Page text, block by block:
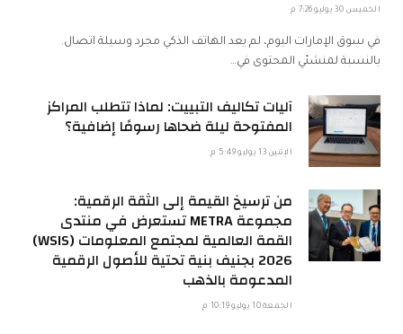
الخميس 30 يوليو 7:26 م
في سوق الإمارات اليوم، لم يعد الهاتف الذكي مجرد وسيلة اتصال.
بالنسبة لمنشئي المحتوى في…
آليات تكاليف التبييت: لماذا تتطلب المراكز
المفتوحة ليلة ضحاها رسومًا إضافية؟
الإثنين 13 يوليو 5:49 م
من ترسيخ القيمة إلى الثقة الرقمية:
مجموعة METRA تستعرض في منتدى
القمة العالمية لمجتمع المعلومات (WSIS)
2026 بجنيف بنية تحتية للأصول الرقمية
المدعومة بالذهب
الجمعة 10 يوليو 10:19 م